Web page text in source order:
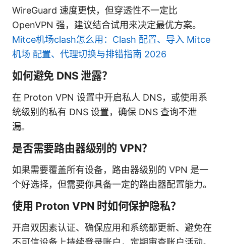
WireGuard 速度更快，但穿透性不一定比
OpenVPN 强，建议结合试用来决定最优方案。
Mitce机场clash怎么用：Clash 配置、导入 Mitce
机场 配置、代理切换与排错指南 2026
如何避免 DNS 泄露？
在 Proton VPN 设置中开启私人 DNS，或使用系
统级别的私有 DNS 设置，确保 DNS 查询不泄
漏。
是否需要路由器级别的 VPN？
如果需要覆盖所有设备，路由器级别的 VPN 是一
个好选择，但需要你具备一定的路由器配置能力。
使用 Proton VPN 时如何保护隐私？
开启双因素认证、确保应用和系统都更新、避免在